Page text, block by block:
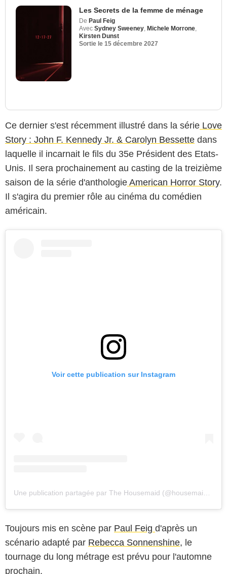
Les Secrets de la femme de ménage
De Paul Feig
Avec Sydney Sweeney Michele Morrone
Kirsten Dunst
Sortie le 15 décembre 2027
Ce dernier s'est récemment illustré dans la série Love
Story : John F. Kennedy Jr. & Carolyn Bessette dans
laquelle il incarnait le fils du 35e Président des Etats-
Unis. Il sera prochainement au casting de la treizième
saison de la série d'anthologie American Horror Story.
Il s'agira du premier rôle au cinéma du comédien
américain.
Voir cette publication sur Instagram
Une publication partagée par The Housemaid (@housemaidmovie)
Toujours mis en scène par Paul Feig d'après un
scénario adapté par Rebecca Sonnenshine, le
tournage du long métrage est prévu pour l'automne
prochain.